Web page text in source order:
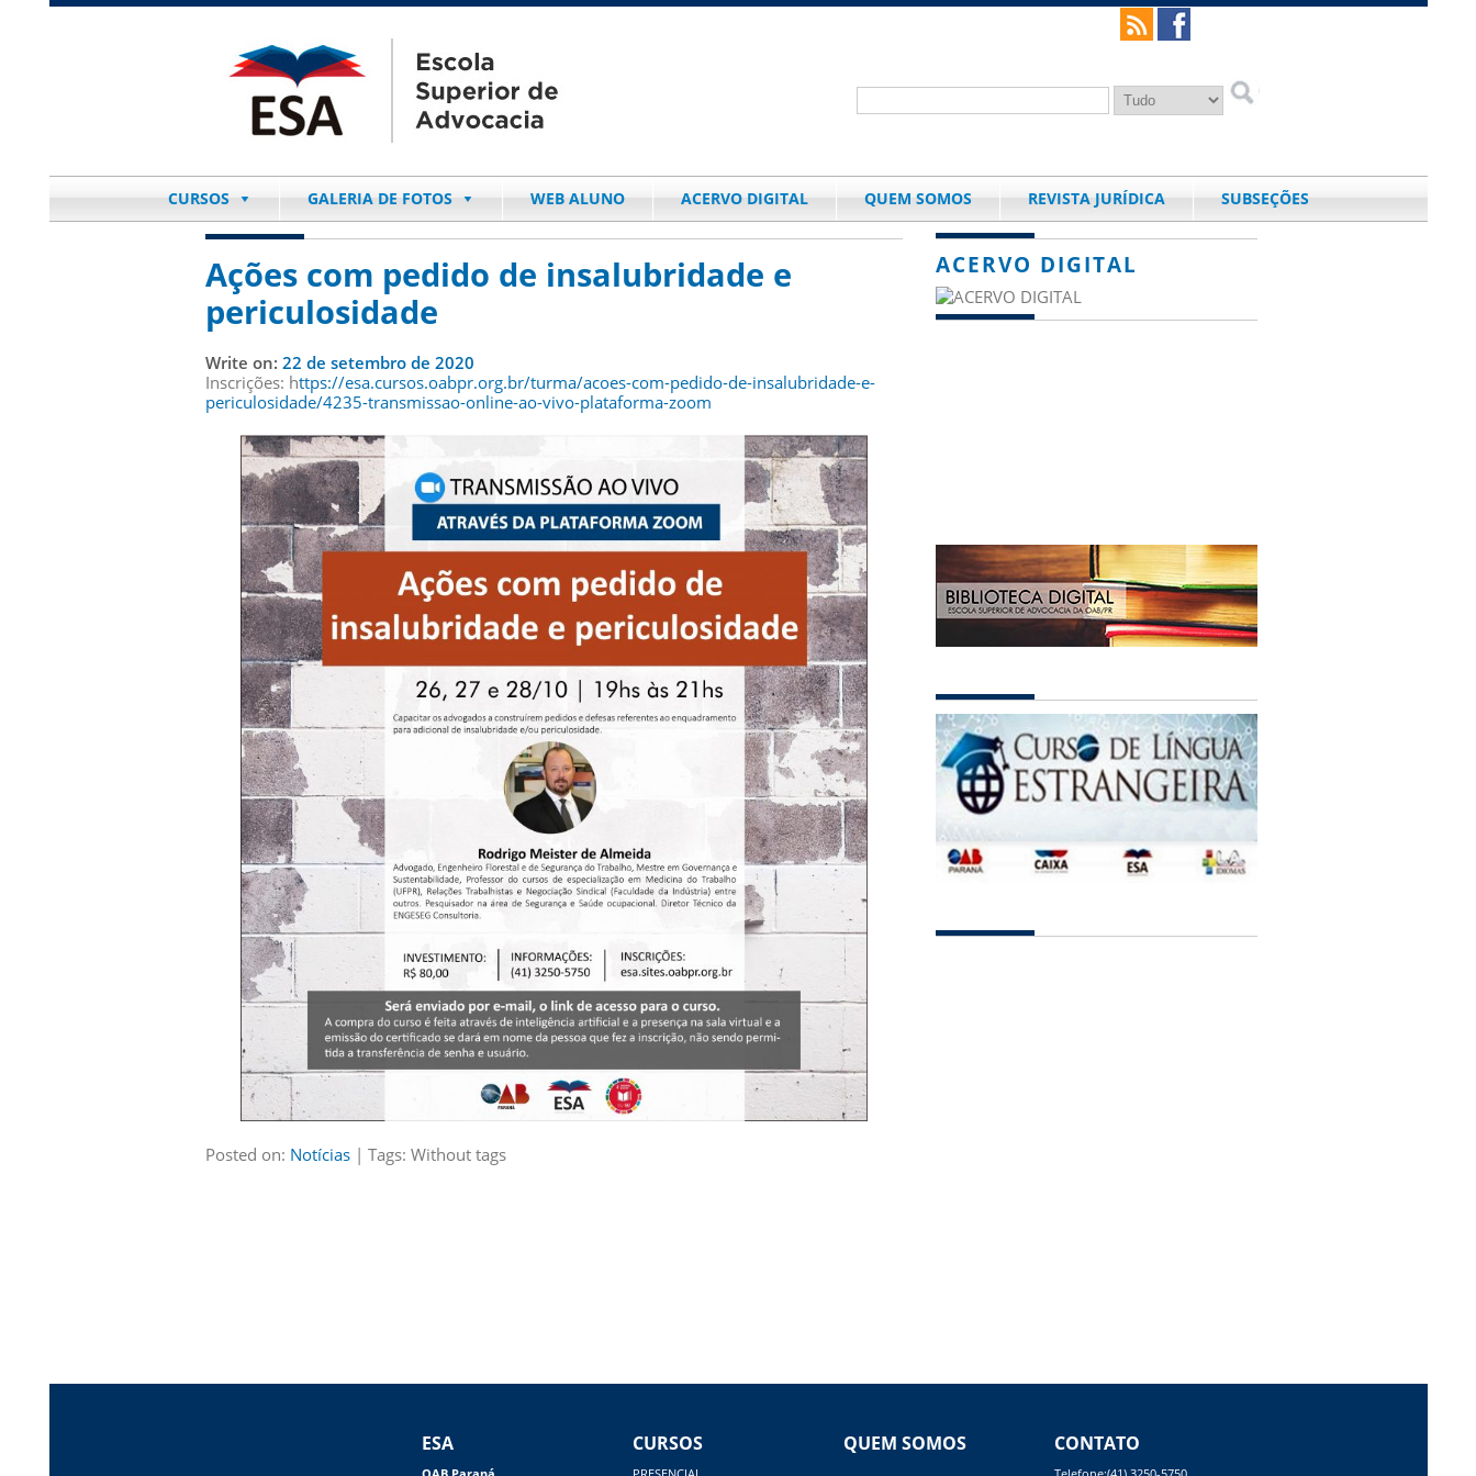
CURSOS GALERIA DE FOTOS WEB ALUNO ACERVO DIGITAL QUEM SOMOS REVISTA JURÍDICA SUBSEÇÕES
Ações com pedido de insalubridade e
periculosidade
Write on: 22 de setembro de 2020
Inscrições: https://esa.cursos.oabpr.org.br/turma/acoes-com-pedido-de-insalubridade-e-
periculosidade/4235-transmissao-online-ao-vivo-plataforma-zoom
Posted on: Notícias | Tags: Without tags
ACERVO DIGITAL
ESA CURSOS QUEM SOMOS CONTATO